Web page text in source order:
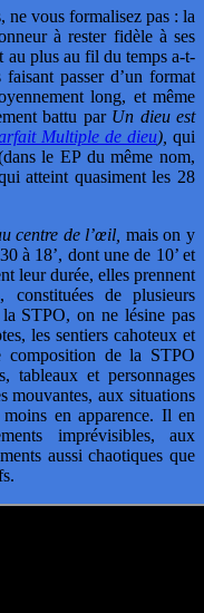
ne vous formalisez pas : la
à rester fidèle à ses
au plus au fil du temps a-t-
passer d’un format
long, et même
battu par Un dieu est
Multiple de dieu), qui
le EP du même nom,
atteint quasiment les 28
centre de l’œil, mais on y
à 18’, dont une de 10’ et
leur durée, elles prennent
de plusieurs
STPO, on ne lésine pas
les sentiers cahoteux et
composition de la STPO
tableaux et personnages
mouvantes, aux situations
en apparence. Il en
imprévisibles, aux
aussi chaotiques que